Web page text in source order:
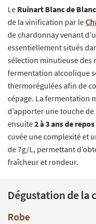
Le Ruinart Blanc de
de la vinification par le
de chardonnay venant
essentiellement situés
sélection minutieuse des
fermentation alcoolique
thermorégulées afin de
cépage. La fermentation
d’apporter une touche
ensuite2 à 3 ans de
cuvée une complexité et
de 7g/L, permettant
fraîcheur et rondeur.
Dégustation de la
Robe